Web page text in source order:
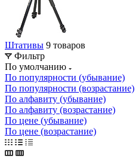
Штативы 9 товаров
Фильтр
По умолчанию
По популярности (убывание)
По популярности (возрастание)
По алфавиту (убывание)
По алфавиту (возрастание)
По цене (убывание)
По цене (возрастание)